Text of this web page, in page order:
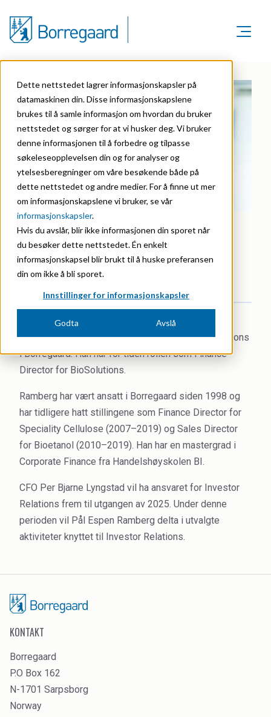
Dette nettstedet lagrer informasjonskapsler på
datamaskinen din. Disse informasjonskapslene
brukes til å samle informasjon om hvordan du bruker
nettstedet og sørger for at vi husker deg. Vi bruker
denne informasjonen til å forbedre og tilpasse
søkeleseopplevelsen din og for analyser og
ytelsesberegninger om våre besøkende både på
dette nettstedet og andre medier. For å finne ut mer
om informasjonskapslene vi bruker, se vår
informasjonskapsler.
Hvis du avslår, blir ikke informasjonen din sporet når
du besøker dette nettstedet. Én enkelt
informasjonskapsel blir brukt til å huske preferansen
din om ikke å bli sporet.
Innstillinger for informasjonskapsler
Godta Avslå
Markeder
Markeder
Agriculture
Animal Feed
Batteries
Biomass Pelleting
Carbon Black
Cellulose Derivatives
Ceramics
Cleaners
Coal Gasification
Construction
Dyestuffs
Electronic Wet Chemicals
Emulsions
Energy Resources
Food
High Purity Solvent
Paper & Packaging
Om oss
Om oss
Organisasjon
Sertifiseringer
Priser & anerkjennelser
Forskning & innovasjon
Nyhetsarkiv
Filmer
HMS-kurs og ePSJA
Leverandører
Bærekraft
Karriere
Investorer
NY DIREKTØR FOR INVESTOR
RELATIONS
Oct 17, 2025, 10:22:10 AM
Med virkning fra 1. januar 2026 tiltrer Pål Espen
Ramberg stillingen som direktør for Investor Relations
i Borregaard. Han har for tiden rollen som Finance
Director for BioSolutions.
Ramberg har vært ansatt i Borregaard siden 1998 og
har tidligere hatt stillingene som Finance Director for
Speciality Cellulose (2007–2019) og Sales Director
for Bioetanol (2010–2019). Han har en mastergrad i
Corporate Finance fra Handelshøyskolen BI.
CFO Per Bjarne Lyngstad vil ha ansvaret for Investor
Relations frem til utgangen av 2025. Under denne
perioden vil Pål Espen Ramberg delta i utvalgte
aktiviteter knyttet til Investor Relations.
KONTAKT
Borregaard
P.O Box 162
N-1701 Sarpsborg
Norway